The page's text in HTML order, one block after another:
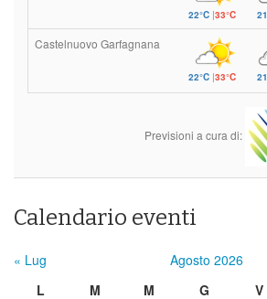
22°C|33°C
Castelnuovo Garfagnana
22°C|33°C
Previsioni a cura di:
Calendario eventi
« Lug Agosto 2026
L
M M G V